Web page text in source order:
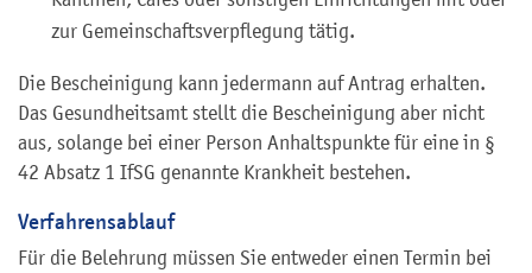
zur Gemeinschaftsverpflegung tätig.
Die Bescheinigung kann jedermann auf Antrag erhalten.
Das Gesundheitsamt stellt die Bescheinigung aber nicht
aus, solange bei einer Person Anhaltspunkte für eine in §
42 Absatz 1 IfSG genannte Krankheit bestehen.
Verfahrensablauf
Für die Belehrung müssen Sie entweder einen Termin bei